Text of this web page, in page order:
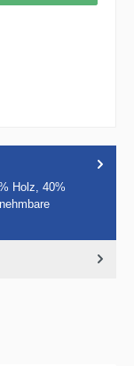
Holz, 40%